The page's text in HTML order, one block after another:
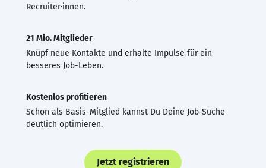
Recruiter·innen.
21 Mio. Mitglieder
Knüpf neue Kontakte und erhalte Impulse für ein
besseres Job-Leben.
Kostenlos profitieren
Schon als Basis-Mitglied kannst Du Deine Job-Suche
deutlich optimieren.
Jetzt registrieren